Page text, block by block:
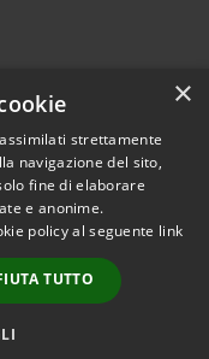
© 2026 • Comune di
• Powered by
•
Accesso
redazione
×
strettamente
navigazione del sito,
fine di elaborare
e anonime.
policy al seguente link
TUTTO